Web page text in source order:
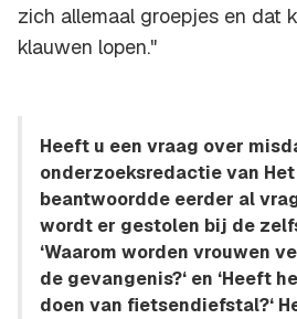
zich allemaal groepjes en dat
klauwen lopen."
Heeft u een vraag over
onderzoeksredactie van
beantwoordde eerder al
wordt er gestolen bij de
‘Waarom worden vrouwen
de gevangenis?‘ en ‘Heeft
doen van fietsendiefstal?‘